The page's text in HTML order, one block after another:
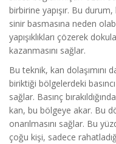
birbirine yapışır. Bu durum,
sinir basmasına neden
yapışıklıkları çözerek
kazanmasını sağlar.
Bu teknik, kan dolaşımını
biriktiği bölgelerdeki basıncı
sağlar. Basınç
kan, bu bölgeye akar. Bu
onarılmasını sağlar. Bu
çoğu kişi, sadece